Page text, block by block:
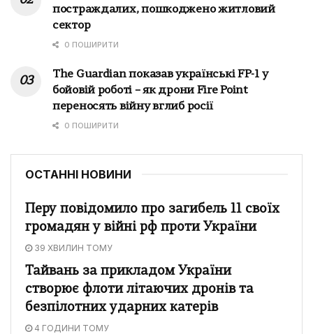
постраждалих, пошкоджено житловий
сектор
0 ПОШИРИТИ
The Guardian показав українські FP-1 у
бойовій роботі – як дрони Fire Point
переносять війну вглиб росії
0 ПОШИРИТИ
ОСТАННІ НОВИНИ
Перу повідомило про загибель 11 своїх
громадян у війні рф проти України
39 ХВИЛИН ТОМУ
Тайвань за прикладом України
створює флоти літаючих дронів та
безпілотних ударних катерів
4 ГОДИНИ ТОМУ